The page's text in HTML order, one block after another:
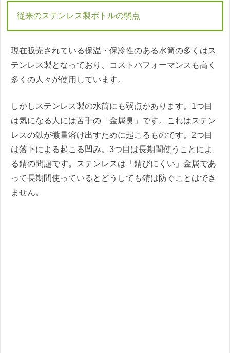
従来のステンレス製ボトルの弱点
現在販売されている保温・保冷性のある水筒の多くはス
テンレス製となっており、コストパフォーマンスも高く
多くの人々が使用しています。
しかしステンレス製の水筒にも弱点があります。1つ目
は気になる人には苦手の「金属臭」です。これはステン
レスの鉄が微量溶け出すために起こるものです。2つ目
は落下による起こる凹み。3つ目は長期間使うことによ
る錆の問題です。ステンレスは「錆びにくい」金属であ
って長期間使っているとどうしても錆は防ぐことはでき
ません。